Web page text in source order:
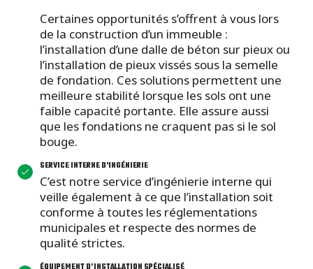
Certaines opportunités s’offrent à vous lors
de la construction d’un immeuble :
l’installation d’une dalle de béton sur pieux ou
l’installation de pieux vissés sous la semelle
de fondation. Ces solutions permettent une
meilleure stabilité lorsque les sols ont une
faible capacité portante. Elle assure aussi
que les fondations ne craquent pas si le sol
bouge.
SERVICE INTERNE D'INGÉNIERIE
C’est notre service d’ingénierie interne qui
veille également à ce que l’installation soit
conforme à toutes les réglementations
municipales et respecte des normes de
qualité strictes.